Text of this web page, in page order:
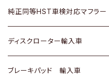
スバル
三菱
スバル
ダイハツ
マツダ
三菱
ダイハツ
マツダ
三菱
いすゞ
ダイハツ
マツダ
スズキ
日産
ダイハツ
ホンダ
スズキ
日産
ホンダ
スズキ
日産
純正同等HST車検対応マフラー
トヨタ
ホンダ
ディスクローター輸入車
ＡＵＤＩ
ブレーキパッド 輸入車